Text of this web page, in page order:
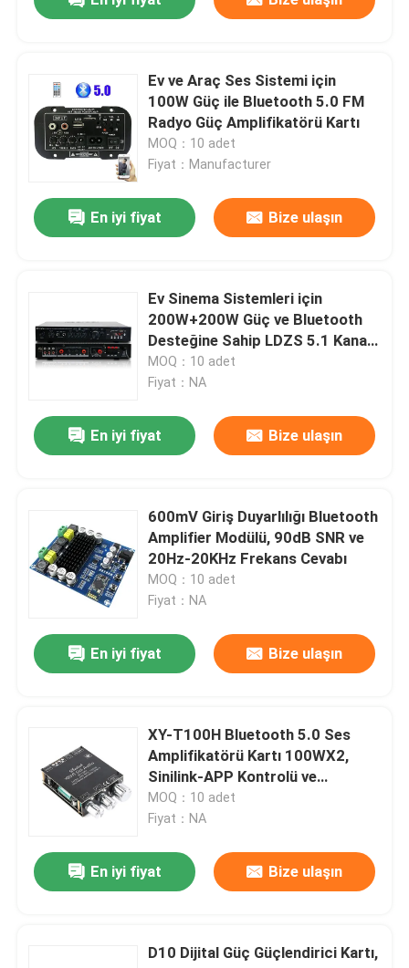
Ürünler
Hakkımızda
Fabrika turu
Bizimle İletişim
Durumlar
Amplifier Board Modülü
Güç kaynağı modülü
bluetooth ses modülü
Ev Amplifikatörü
LED TV parçaları
Dijital Ampermetre Voltmetre
Ev ve Araç Ses Sistemi için
100W Güç ile Bluetooth 5.0 FM
Radyo Güç Amplifikatörü Kartı
MOQ：10 adet
Fiyat：Manufacturer
En iyi fiyat Bize ulaşın
Ev Sinema Sistemleri için
200W+200W Güç ve Bluetooth
Desteğine Sahip LDZS 5.1 Kanallı
Profesyonel Ses Amplifikatörü
MOQ：10 adet
Fiyat：NA
En iyi fiyat Bize ulaşın
600mV Giriş Duyarlılığı Bluetooth
Amplifier Modülü, 90dB SNR ve
20Hz-20KHz Frekans Cevabı
MOQ：10 adet
Fiyat：NA
En iyi fiyat Bize ulaşın
XY-T100H Bluetooth 5.0 Ses
Amplifikatörü Kartı 100WX2,
Sinilink-APP Kontrolü ve
TPA3116D2 Stereo Dijital Güç ile
MOQ：10 adet
Fiyat：NA
En iyi fiyat Bize ulaşın
D10 Dijital Güç Güçlendirici Kartı,